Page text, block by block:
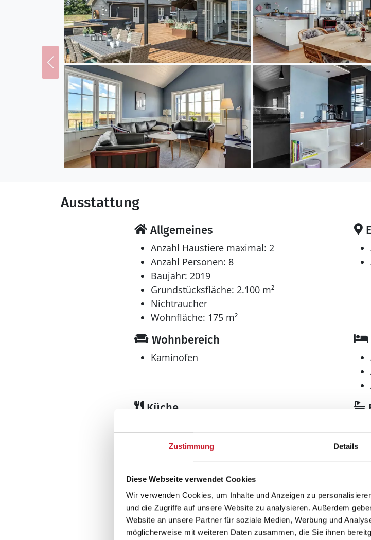
Zustimmung Details
Diese Webseite verwendet Cookies
Wir verwenden Cookies, um Inhalte und Anzeigen zu
und die Zugriffe auf unsere Website zu analysieren. Außerdem
Website an unsere Partner für soziale Medien, Werbung und
möglicherweise mit weiteren Daten zusammen, die Sie ihnen
Einrichtung
Das Ferienhaus eignet sich für 8 Personen sowie 1
eine Wohnfläche von 175 m² und wurde 2019 gebaut.
Ferienunterkunft ist mit energiesparender
Klinkerböden. Die Ferienunterkunft ist mit
Tiefkühlmöglichkeit mit 60 Liter Nutzinhalt. Es gibt
Feriengäste ist 1 Kinderhochstuhl vorhanden.
Schlafverhältnisse
Die Schlafplätze verteilen sich auf 4 Schlafräume. 4
Einzelbetten.- 2 von diesen Schlafplätzen befinden sich
Verfügung.
In der Ferienunterkunft gibt es 2 Fernseher. Radio.
Verfügung.
Hobbyraum
Hobbyraum mit: Billard. Tischtennis. Dart. Tischfußball.
Whirlpool
Entspannen Sie sich im Innen-Durchlauf-Whirlpool für 2
Ausstattung
Allgemeines
Anzahl Haustiere maximal: 2
Anzahl Personen: 8
Baujahr: 2019
Grundstücksfläche: 2.100 m²
Nichtraucher
Wohnfläche: 175 m²
Wohnbereich
Kaminofen
Küche
Kühlschrank
Wellness
Sauna